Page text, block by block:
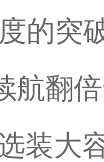
突破
航翻
装大